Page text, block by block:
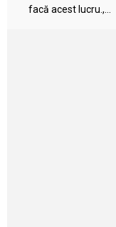
facă acest lucru.,...